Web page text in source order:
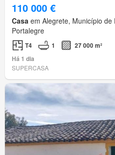
110 000 €
Casa em Alegrete, Município
Portalegre
T4 1
27 000 m²
Há 1 dia
SUPERCASA